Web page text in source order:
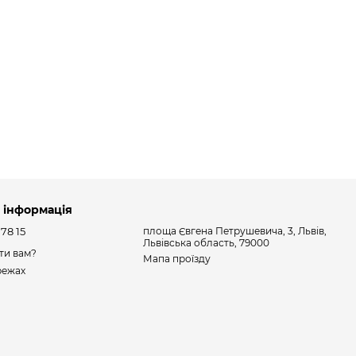
15
вам?
площа Євгена Петрушевича, 3, Львів,
Львівська область, 79000
Мапа проїзду